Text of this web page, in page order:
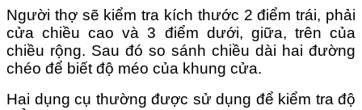
Người thợ sẽ kiểm tra kích thước 2 điểm trái, phải
cửa chiều cao và 3 điểm dưới, giữa, trên của
chiều rộng. Sau đó so sánh chiều dài hai đường
chéo để biết độ méo của khung cửa.
Hai dụng cụ thường được sử dụng để kiểm tra độ